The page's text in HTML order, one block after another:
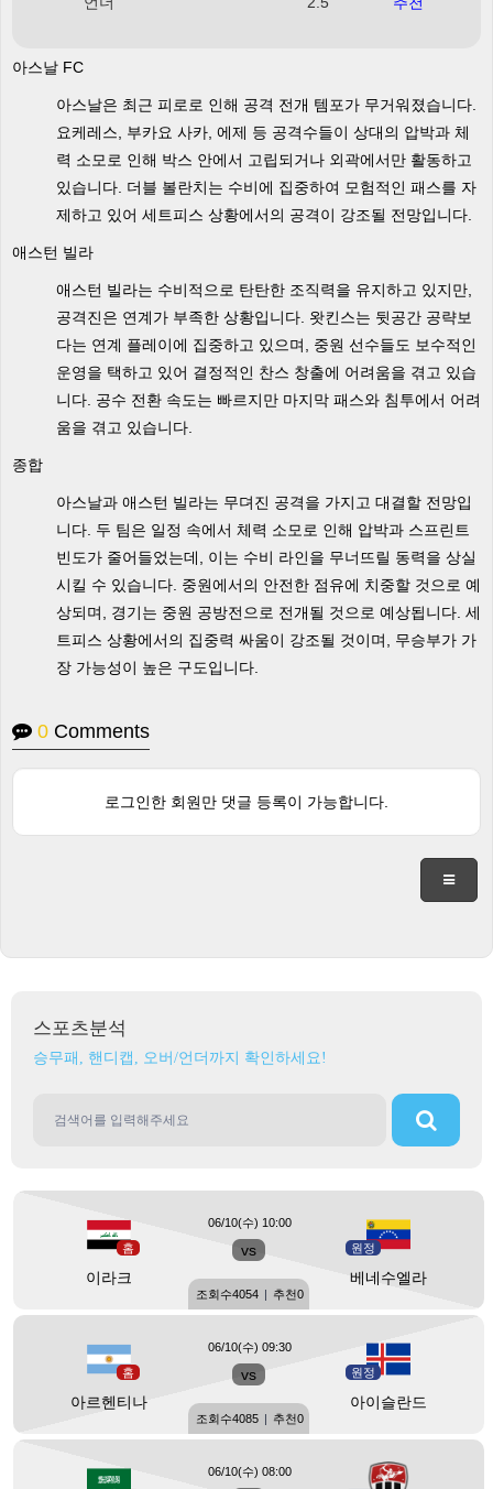
아스날 FC
아스날은 최근 피로로 인해 공격 전개 템포가 무거워졌습니다.
요케레스, 부카요 사카, 에제 등 공격수들이 상대의 압박과 체
력 소모로 인해 박스 안에서 고립되거나 외곽에서만 활동하고
있습니다. 더블 볼란치는 수비에 집중하여 모험적인 패스를 자
제하고 있어 세트피스 상황에서의 공격이 강조될 전망입니다.
애스턴 빌라
애스턴 빌라는 수비적으로 탄탄한 조직력을 유지하고 있지만,
공격진은 연계가 부족한 상황입니다. 왓킨스는 뒷공간 공략보
다는 연계 플레이에 집중하고 있으며, 중원 선수들도 보수적인
운영을 택하고 있어 결정적인 찬스 창출에 어려움을 겪고 있습
니다. 공수 전환 속도는 빠르지만 마지막 패스와 침투에서 어려
움을 겪고 있습니다.
종합
아스날과 애스턴 빌라는 무뎌진 공격을 가지고 대결할 전망입
니다. 두 팀은 일정 속에서 체력 소모로 인해 압박과 스프린트
빈도가 줄어들었는데, 이는 수비 라인을 무너뜨릴 동력을 상실
시킬 수 있습니다. 중원에서의 안전한 점유에 치중할 것으로 예
상되며, 경기는 중원 공방전으로 전개될 것으로 예상됩니다. 세
트피스 상황에서의 집중력 싸움이 강조될 것이며, 무승부가 가
장 가능성이 높은 구도입니다.
0 Comments
로그인한 회원만 댓글 등록이 가능합니다.
스포츠분석
승무패, 핸디캡, 오버/언더까지 확인하세요!
홈
이라크
vs 원정
베네수엘라
06/10(수) 10:00
조회수4054 | 추천0
홈
아르헨티나
vs 원정
아이슬란드
06/10(수) 09:30
조회수4085 | 추천0
06/10(수) 08:00